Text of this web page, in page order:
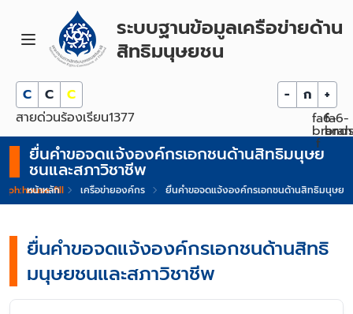
ระบบฐานข้อมูลเครือข่ายด้าน
สิทธิมนุษยชน
C C C - ก
+
สายด่วนร้องเรียน1377 fa6-
f
fa6-
ยื่นคำขอจดแจ้งองค์กรเอกชนด้านสิทธิมนุษย
ชนและสภาวิชาชีพ
ph:house-fill
หน้าหลัก เครือข่ายองค์กร ยื่นคำขอจดแจ้งองค์กรเอกชนด้านสิทธิมนุษยช
ยื่นคำขอจดแจ้งองค์กรเอกชนด้านสิทธิ
มนุษยชนและสภาวิชาชีพ